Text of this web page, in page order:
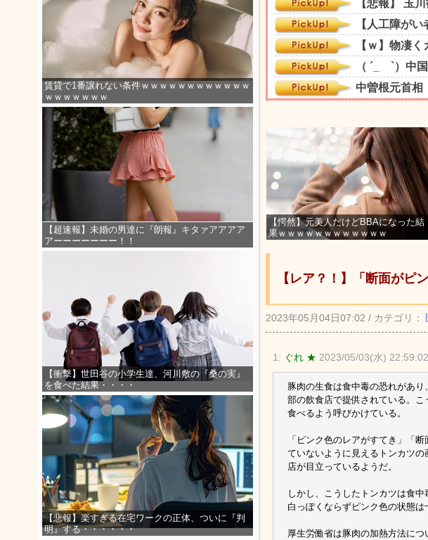
賃貸で1番譲れない条件ｗｗｗｗｗｗｗｗｗｗｗｗ
ｗｗｗｗｗｗｗ
【超速報】未婚の男達に『朗報』キタァアアアア
アーーーーーーー！！
【衝撃】世田谷の小学生達、河川敷の『桑の実』
を食べた結果・・・・
【悲報】楽すぎる在宅ワークの正体、ついに『判
明』する・・・・・・
【愕然】元美人だけどBBAになった結
果ｗｗｗｗｗｗｗｗｗｗｗｗ
【レア？！】「断面がピ
2023年05月04日07:02 / カテゴリ：
1: ぐれ ★ 2023/05/03(水)
豚肉の生食は食中毒の恐れがあ
部の飲食店で提供されている。
食べるよう呼びかけている。
「ピンク色のレアがすてき」「
ていないように見えるトンカツ
店が目立っているようだ。
しかし、こうしたトンカツは食
白っぽくならずピンク色の状態は
厚生労働省は豚肉の加熱方法に